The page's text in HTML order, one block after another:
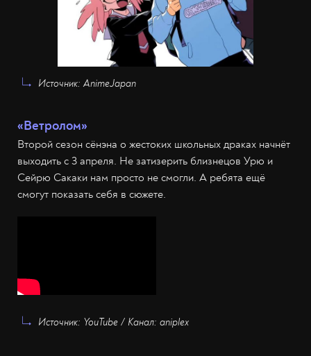
Источник: AnimeJapan
«Ветролом»
Второй сезон сёнэна о жестоких школьных драках начнёт
выходить с 3 апреля. Не затизерить близнецов Урю и
Сейрю Сакаки нам просто не смогли. А ребята ещё
смогут показать себя в сюжете.
Источник: YouTube / Канал: aniplex